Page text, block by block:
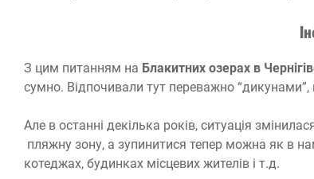
З цим питанням на Блакитних озерах в
сумно. Відпочивали тут переважно
Але в останні декілька років, ситуація
пляжну зону, а зупинитися тепер можна як в
котеджах, будинках місцевих жителів і т.д.